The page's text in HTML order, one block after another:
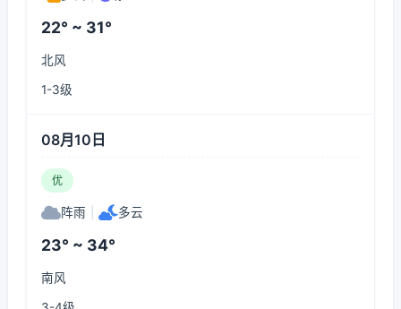
22° ~ 31°
北风
1-3级
08月10日
优
阵雨 多云
23° ~ 34°
南风